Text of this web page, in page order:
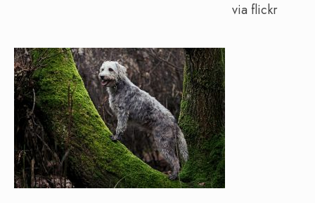
via flickr